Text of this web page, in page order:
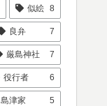
似絵 8
良弁 7
厳島神社 7
役行者 6
島津家 5